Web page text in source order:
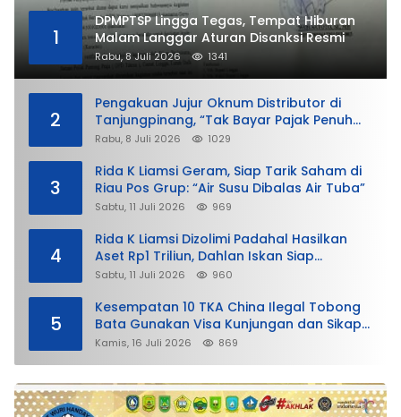
1
DPMPTSP Lingga Tegas, Tempat Hiburan
Malam Langgar Aturan Disanksi Resmi
Rabu, 8 Juli 2026 1341
2
Pengakuan Jujur Oknum Distributor di
Tanjungpinang, “Tak Bayar Pajak Penuh
demi Untung”
Rabu, 8 Juli 2026 1029
3
Rida K Liamsi Geram, Siap Tarik Saham di
Riau Pos Grup: “Air Susu Dibalas Air Tuba”
Sabtu, 11 Juli 2026 969
4
Rida K Liamsi Dizolimi Padahal Hasilkan
Aset Rp1 Triliun, Dahlan Iskan Siap
Membela
Sabtu, 11 Juli 2026 960
5
Kesempatan 10 TKA China Ilegal Tobong
Bata Gunakan Visa Kunjungan dan Sikap
Lunak Ditjen Imigrasi Kepri?
Kamis, 16 Juli 2026 869